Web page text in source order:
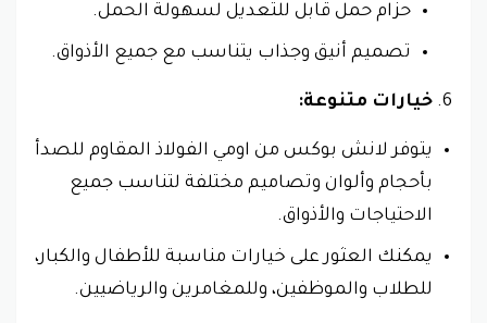
حزام حمل قابل للتعديل لسهولة الحمل.
تصميم أنيق وجذاب يتناسب مع جميع الأذواق.
خيارات متنوعة:
يتوفر لانش بوكس من اومي الفولاذ المقاوم للصدأ
بأحجام وألوان وتصاميم مختلفة لتناسب جميع
الاحتياجات والأذواق.
يمكنك العثور على خيارات مناسبة للأطفال والكبار،
للطلاب والموظفين، وللمغامرين والرياضيين.